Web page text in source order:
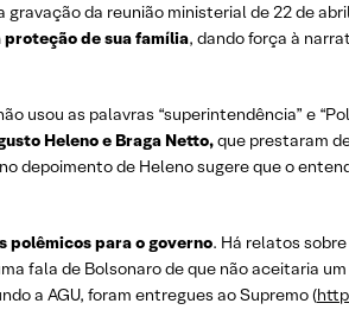
gravação da reunião ministerial de 22 de
proteção de sua família, dando força à
as palavras “superintendência” e
Heleno e Braga Netto,que prestaram
depoimento de Heleno sugere que o
polêmicos para o governo. Há relatos
fala de Bolsonaro de que não aceitaria
a AGU, foram entregues ao Supremo (